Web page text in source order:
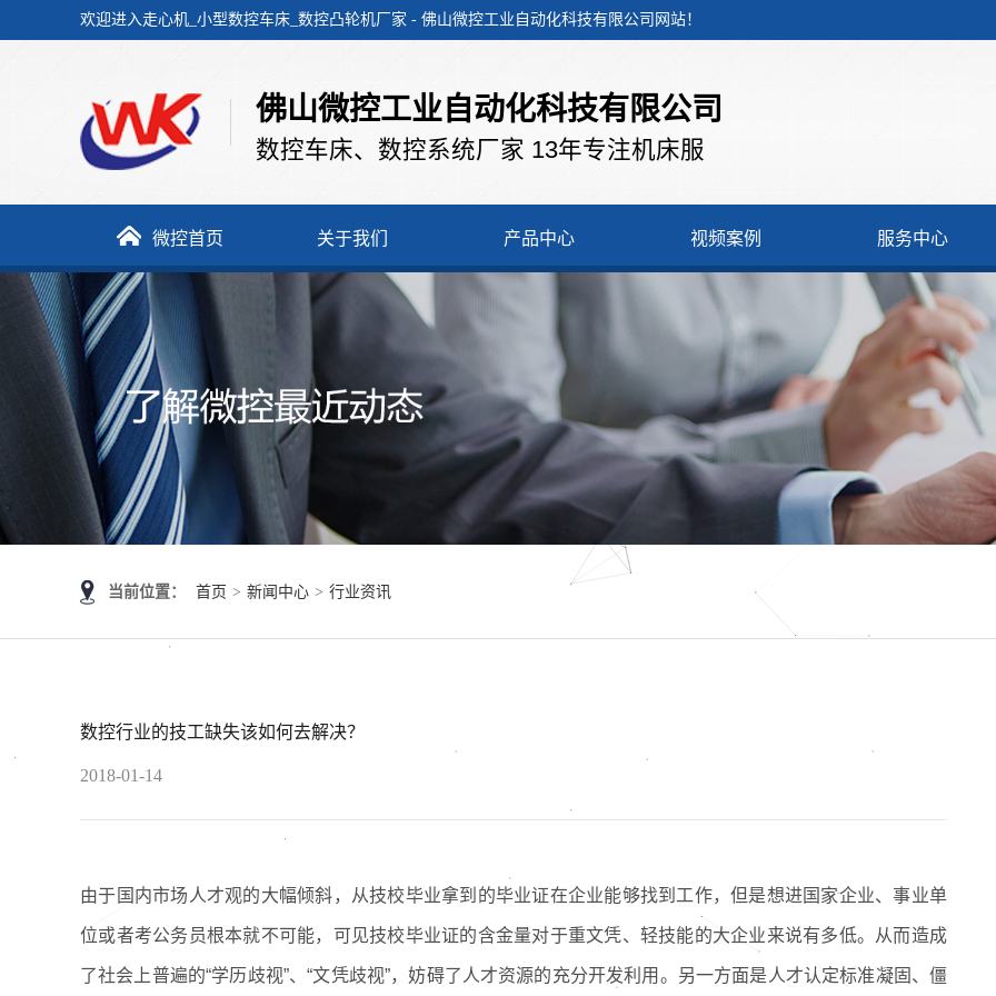
欢迎进入走心机_小型数控车床_数控凸轮机厂家 - 佛山微控工业自动化科技有限公司网站！
佛山微控工业自动化科技有限公司
数控车床、数控系统厂家 13年专注机床服
微控首页 关于我们 产品中心 视频案例 服务中心
当前位置： 首页 > 新闻中心 > 行业资讯
数控行业的技工缺失该如何去解决？
2018-01-14
由于国内市场人才观的大幅倾斜，从技校毕业拿到的毕业证在企业能够找到工作，但是想进国家企业、事业单
位或者考公务员根本就不可能，可见技校毕业证的含金量对于重文凭、轻技能的大企业来说有多低。从而造成
了社会上普遍的“学历歧视”、“文凭歧视”，妨碍了人才资源的充分开发利用。另一方面是人才认定标准凝固、僵